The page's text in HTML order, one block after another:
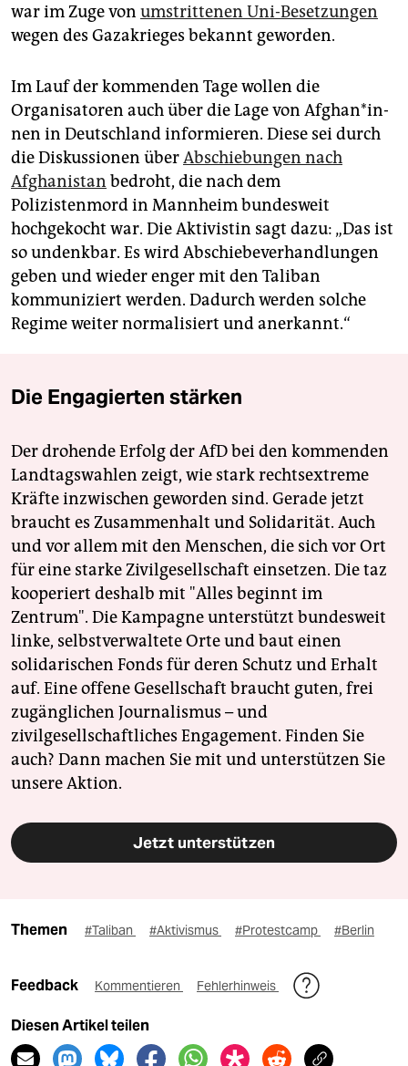
war im Zuge von umstrittenen Uni-Besetzungen
wegen des Gaza­krieges bekannt geworden.
Im Lauf der kommenden Tage wollen die
Organisatoren auch über die Lage von Af­gha­n*in­
nen in Deutschland informieren. Diese sei durch
die Diskussionen überAbschiebungen nach
Afghanistan bedroht, die nach dem
Polizistenmord in Mannheim bundesweit
hochgekocht war. Die Aktivistin sagt dazu: „Das ist
so undenkbar. Es wird Abschiebeverhandlungen
geben und wieder enger mit den Taliban
kommuniziert werden. Dadurch werden solche
Regime weiter normalisiert und anerkannt.“
Die Engagierten stärken
Der drohende Erfolg der AfD bei den kommenden
Landtagswahlen zeigt, wie stark rechtsextreme
Kräfte inzwischen geworden sind. Gerade jetzt
braucht es Zusammenhalt und Solidarität. Auch
und vor allem mit den Menschen, die sich vor Ort
für eine starke Zivilgesellschaft einsetzen. Die taz
kooperiert deshalb mit "Alles beginnt im
Zentrum". Die Kampagne unterstützt bundesweit
linke, selbstverwaltete Orte und baut einen
solidarischen Fonds für deren Schutz und Erhalt
auf. Eine offene Gesellschaft braucht guten, frei
zugänglichen Journalismus – und
zivilgesellschaftliches Engagement. Finden Sie
auch? Dann machen Sie mit und unterstützen Sie
unsere Aktion.
Jetzt unterstützen
Themen #Taliban #Aktivismus #Protestcamp #Berlin
Feedback Kommentieren Fehlerhinweis
Diesen Artikel teilen